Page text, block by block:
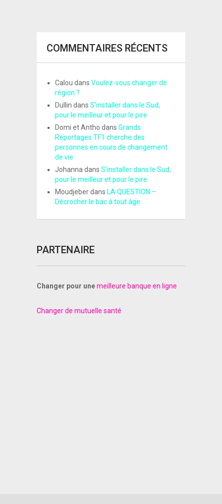
COMMENTAIRES RÉCENTS
Calou dans Voulez-vous changer de
région ?
Dullin dans S’installer dans le Sud,
pour le meilleur et pour le pire
Domi et Antho dans Grands
Reportages TF1 cherche des
personnes en cours de changement
de vie
Johannadans S’installer dans le Sud,
pour le meilleur et pour le pire
Moudjeberdans LA QUESTION –
Décrocher le bac à tout âge
PARTENAIRE
Changer pour unemeilleure banque en ligne
Changer de mutuelle santé